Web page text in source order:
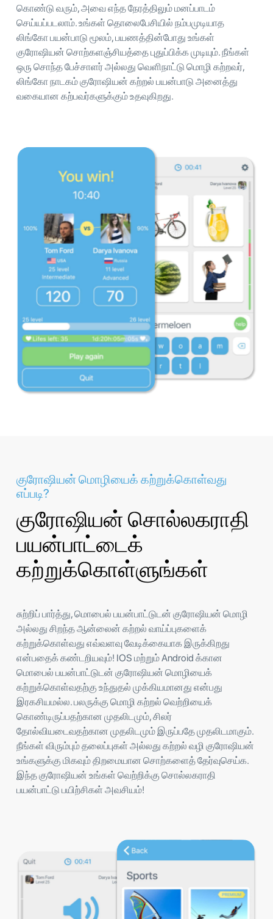
கொண்டு வரும், அவை எந்த நேரத்திலும் மனப்பாடம்
செய்யப்படலாம். உங்கள் தொலைபேசியில் நம்பமுடியாத
லிங்கோ பயன்பாடு மூலம், பயணத்தின்போது உங்கள்
குரோஷியன் சொற்களஞ்சியத்தை புதுப்பிக்க முடியும். நீங்கள்
ஒரு சொந்த பேச்சாளர் அல்லது வெளிநாட்டு மொழி கற்றவர்,
லிங்கோ நாடகம் குரோஷியன் கற்றல் பயன்பாடு அனைத்து
வகையான கற்பவர்களுக்கும் உதவுகிறது.
குரோஷியன் மொழியைக் கற்றுக்கொள்வது
எப்படி?
குரோஷியன் சொல்லகராதி
பயன்பாட்டைக்
கற்றுக்கொள்ளுங்கள்
சுற்றிப் பார்த்து, மொபைல் பயன்பாட்டுடன் குரோஷியன் மொழி
அல்லது சிறந்த ஆன்லைன் கற்றல் வாய்ப்புகளைக்
கற்றுக்கொள்வது எவ்வளவு வேடிக்கையாக இருக்கிறது
என்பதைக் கண்டறியவும்! IOS மற்றும் Android க்கான
மொபைல் பயன்பாட்டுடன் குரோஷியன் மொழியைக்
கற்றுக்கொள்வதற்கு உந்துதல் முக்கியமானது என்பது
இரகசியமல்ல. பலருக்கு மொழி கற்றல் வெற்றியைக்
கொண்டிருப்பதற்கான முதலிடமும், சிலர்
தோல்வியடைவதற்கான முதலிடமும் இருப்பதே முதலிடமாகும்.
நீங்கள் விரும்பும் தலைப்புகள் அல்லது கற்றல் வழி குரோஷியன்
உங்களுக்கு மிகவும் திறமையான சொற்களைத் தேர்வுசெய்க.
இந்த குரோஷியன் உங்கள் வெற்றிக்கு சொல்லகராதி
பயன்பாட்டு பயிற்சிகள் அவசியம்!